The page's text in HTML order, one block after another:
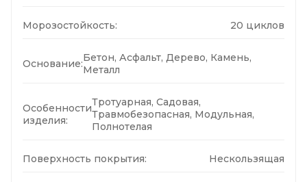
Морозостойкость: 20 циклов
Основание:Бетон, Асфальт, Дерево, Камень,
Металл
Особенности
изделия:
Тротуарная, Садовая,
Травмобезопасная, Модульная,
Полнотелая
Поверхность покрытия: Нескользящая